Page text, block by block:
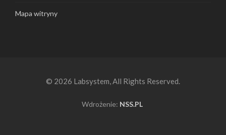
Mapa witryny
© 2026 Labsystem, All Rights Reserved.
Wdrożenie: NSS.PL